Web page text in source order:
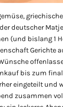
deutscher
(und bislang 1
Gerichte
bis zum
eingeteilt und
zusammen